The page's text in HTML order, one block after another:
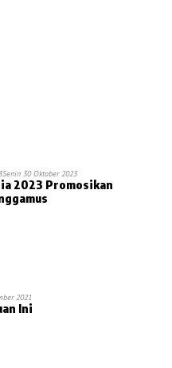
Senin 30 Oktober 2023
2023 Promosikan
2021
Ini